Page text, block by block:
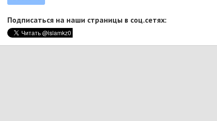
Подписаться на наши страницы в соц.сетях: